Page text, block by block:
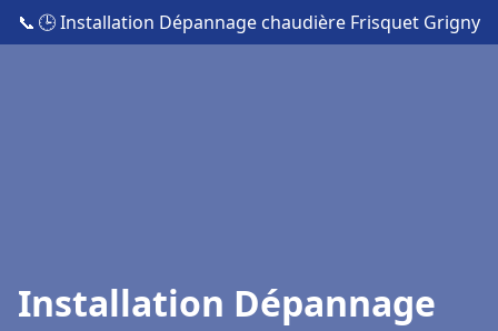
📞 🕒 Installation Dépannage chaudière Frisquet Grigny
Installation Dépannage